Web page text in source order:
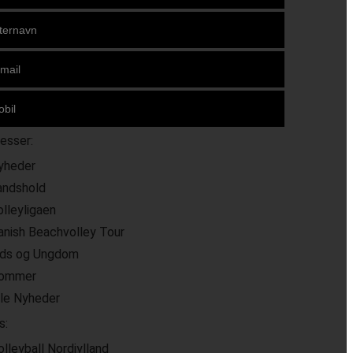
Beachvolley Tour
og Ungdom
Nyheder
Nordjylland